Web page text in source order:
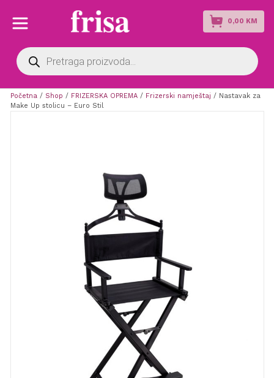
0,00 KM
Products
search
Početna / Shop / FRIZERSKA OPREMA/ Frizerski namještaj / Nastavak za
Make Up stolicu – Euro Stil